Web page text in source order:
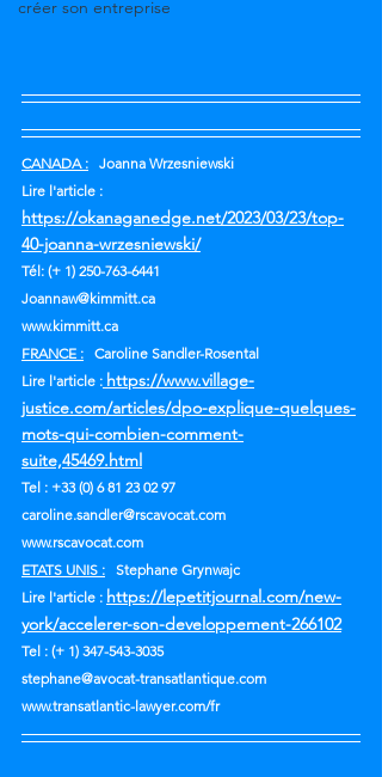
créer son entreprise
CANADA :
   Joanna Wrzesniewski
Lire l'article :
https://okanaganedge.net/2023/03/23/top-
40-joanna-wrzesniewski/
Tél: (+ 1) 250-763-6441
Joannaw@kimmitt.ca
www.kimmitt.ca
FRANCE :
   Caroline Sandler-Rosental
Lire l'article : https://www.village-
justice.com/articles/dpo-explique-quelques-
mots-qui-combien-comment-
suite,45469.html
Tel : +33 (0) 6 81 23 02 97
caroline.sandler@rscavocat.com
www.rscavocat.com
ETATS UNIS :
   Stephane Grynwajc
Lire l'article : https://lepetitjournal.com/new-
york/accelerer-son-developpement-266102
Tel : (+ 1) 347-543-3035
stephane@avocat-transatlantique.com
www.transatlantic-lawyer.com/fr